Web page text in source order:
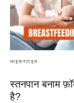
लाइफस्टाइल
स्तनपान बनाम
है?